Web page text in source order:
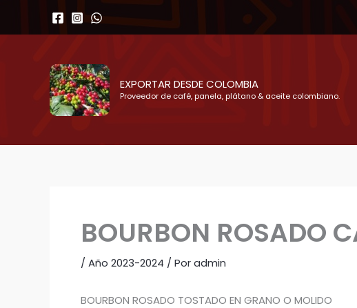
EXPORTAR DESDE COLOMBIA
Proveedor de café, panela, plátano & aceite colombiano.
BOURBON ROSADO
/ Año 2023-2024 / Poradmin
BOURBON ROSADO TOSTADO EN GRANO O MOLIDO